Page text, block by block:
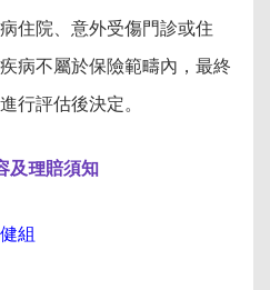
住院、意外受傷門診或住
病不屬於保險範疇內，最終
行評估後決定。
及理賠須知
組